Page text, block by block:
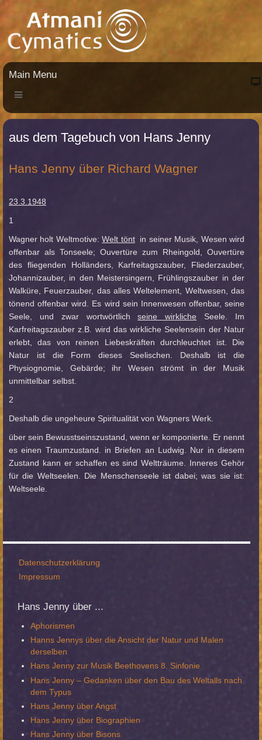
Main Menu
aus dem Tagebuch von Hans Jenny
Hans Jenny über Richard Wagner
23.3.1948
1
Wagner holt Weltmotive:Welt töntin seiner Musik, Wesen wird
offenbar als Tonseele; Ouvertüre zum Rheingold, Ouvertüre
des fliegenden Holländers, Karfreitagszauber, Fliederzauber,
Johannizauber, in den Meistersingern, Frühlingszauber in der
Walküre, Feuerzauber, das alles Weltelement, Weltwesen, das
tönend offenbar wird. Es wird sein Innenwesen offenbar, seine
Seele, und zwar wortwörtlichseine wirkliche Seele. Im
Karfreitagszauber z.B. wird das wirkliche Seelensein der Natur
erlebt, das von reinen Liebeskräften durchleuchtet ist. Die
Natur ist die Form dieses Seelischen. Deshalb ist die
Physiognomie, Gebärde; ihr Wesen strömt in der Musik
unmittelbar selbst.
2
Deshalb die ungeheure Spiritualität von Wagners Werk.
über sein Bewusstseinszustand, wenn er komponierte. Er nennt
es einen Traumzustand. in Briefen an Ludwig. Nur in diesem
Zustand kann er schaffen es sind Weltträume. Inneres Gehör
für die Weltseelen. Die Menschenseele ist dabei; was sie ist:
Weltseele.
Datenschutzerklärung
Impressum
Hans Jenny über ...
Aphorismen
Hanns Jennys über die Ansicht der Natur und Malen
derselben
Hans Jenny zur Musik Beethovens 8. Sinfonie
Hans Jenny – Gedanken über den Bau des Weltalls nach
dem Typus
Hans Jenny über Angst
Hans Jenny über Biographien
Hans Jenny über Bisons